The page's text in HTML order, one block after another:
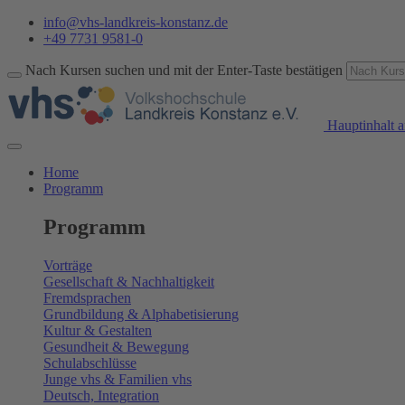
info@vhs-landkreis-konstanz.de
+49 7731 9581-0
Nach Kursen suchen und mit der Enter-Taste bestätigen
Hauptinhalt
Home
Programm
Programm
Vorträge
Gesellschaft & Nachhaltigkeit
Fremdsprachen
Grundbildung & Alphabetisierung
Kultur & Gestalten
Gesundheit & Bewegung
Schulabschlüsse
Junge vhs & Familien vhs
Deutsch, Integration